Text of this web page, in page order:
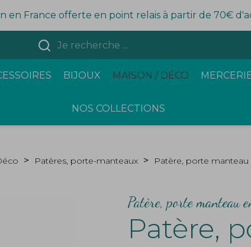
en France offerte en point relais à partir de 70€
BIJOUX MAISON / DÉCO
NOS COLLECTIONS
Patères, porte-manteaux Patère, porte manteau
Patère, porte manteau
Patère,